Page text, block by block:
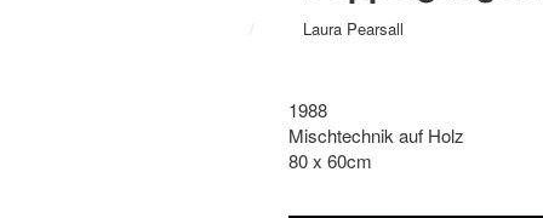
/ Laura Pearsall
1988
Mischtechnik auf Holz
80 x 60cm